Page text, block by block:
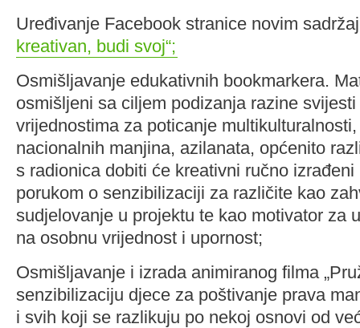
Uređivanje Facebook stranice novim
kreativan, budi svoj“;
Osmišljavanje edukativnih bookmarkera.
osmišljeni sa ciljem podizanja razine
vrijednostima za poticanje
nacionalnih manjina, azilanata, općenito
s radionica dobiti će kreativni ručno
porukom o senzibilizaciji za različite kao
sudjelovanje u projektu te kao motivator za
na osobnu vrijednost i upornost;
Osmišljavanje i izrada animiranog filma
senzibilizaciju djece za poštivanje prava
i svih koji se razlikuju po nekoj osnovi od